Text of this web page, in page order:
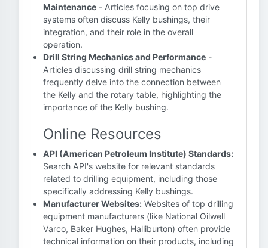
Maintenance - Articles focusing on top drive
systems often discuss Kelly bushings, their
integration, and their role in the overall
operation.
Drill String Mechanics and Performance -
Articles discussing drill string mechanics
frequently delve into the connection between
the Kelly and the rotary table, highlighting the
importance of the Kelly bushing.
Online Resources
API (American Petroleum Institute) Standards:
Search API's website for relevant standards
related to drilling equipment, including those
specifically addressing Kelly bushings.
Manufacturer Websites: Websites of top drilling
equipment manufacturers (like National Oilwell
Varco, Baker Hughes, Halliburton) often provide
technical information on their products, including